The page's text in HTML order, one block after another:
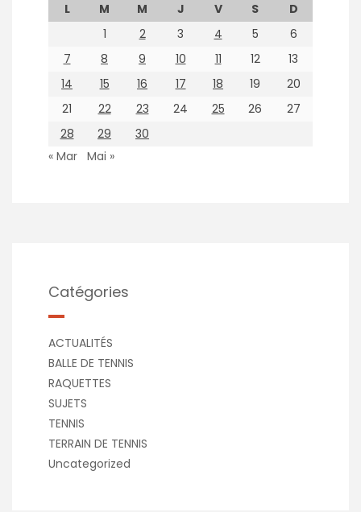
L M M J V S
D
1
2 3 4 5
6
7
8 9 10 11 12
13
14
15 16 17 18 19
20
21
22 23 24 25 26
27
28
29
30
« Mar Mai »
Catégories
ACTUALITÉS
BALLE DE TENNIS
RAQUETTES
SUJETS
TENNIS
TERRAIN DE TENNIS
Uncategorized